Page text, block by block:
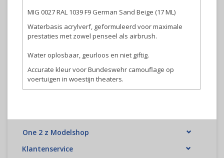
MIG 0027 RAL 1039 F9 German Sand Beige (17 ML)
Waterbasis acrylverf, geformuleerd voor maximale
prestaties met zowel penseel als airbrush.
Water oplosbaar, geurloos en niet giftig.
Accurate kleur voor Bundeswehr camouflage op
voertuigen in woestijn theaters.
One 2 z Modelshop
Klantenservice